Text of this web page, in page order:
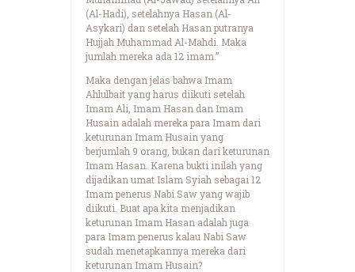
(Al-Hadi), setelahnya Hasan (Al-
Asykari) dan setelah Hasan putranya
Hujjah Muhammad Al-Mahdi. Maka
jumlah mereka ada 12 imam.”
Maka dengan jelas bahwa Imam
Ahlulbait yang harus diikuti setelah
Imam Ali, Imam Hasan dan Imam
Husain adalah mereka para Imam dari
keturunan Imam Husain yang
berjumlah 9 orang, bukan dari keturunan
Imam Hasan. Karena bukti inilah yang
dijadikan umat Islam Syiah sebagai 12
Imam penerus Nabi Saw yang wajib
diikuti. Buat apa kita menjadikan
keturunan Imam Hasan adalah juga
para Imam penerus kalau Nabi Saw
sudah menetapkannya mereka dari
keturunan Imam Husain?